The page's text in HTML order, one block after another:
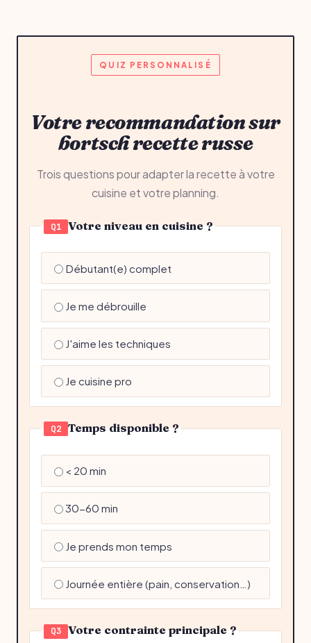
QUIZ PERSONNALISÉ
Votre recommandation sur
bortsch recette russe
Trois questions pour adapter la recette à votre
cuisine et votre planning.
Q1 Votre niveau en cuisine ?
Débutant(e) complet
Je me débrouille
J'aime les techniques
Je cuisine pro
Q2 Temps disponible ?
< 20 min
30-60 min
Je prends mon temps
Journée entière (pain, conservation…)
Q3 Votre contrainte principale ?